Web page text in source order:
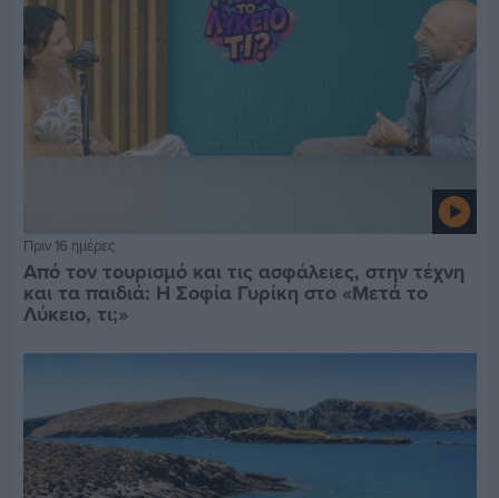
Πριν 16 ημέρες
Από τον τουρισμό και τις ασφάλειες, στην τέχνη
και τα παιδιά: Η Σοφία Γυρίκη στο «Μετά το
Λύκειο, τι;»